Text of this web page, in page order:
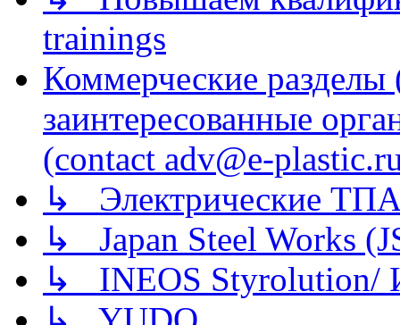
trainings
Коммерческие
заинтересованные
(contact adv@e-
↳ Электрические
↳ Japan Steel Works
↳ INEOS